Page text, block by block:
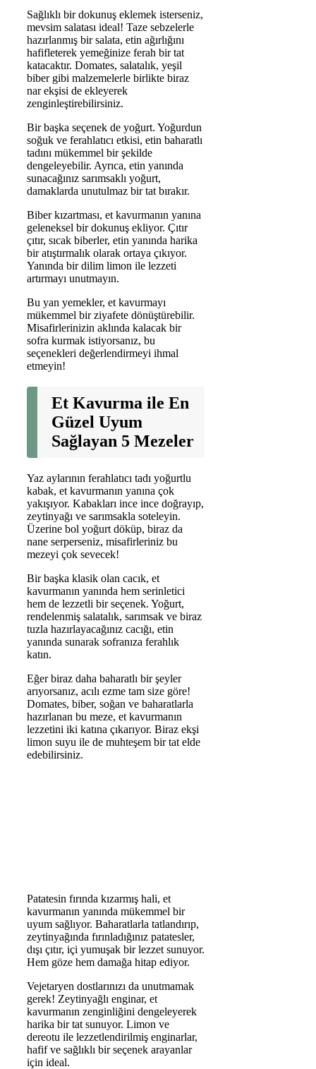
Sağlıklı bir dokunuş eklemek isterseniz,
mevsim salatası ideal! Taze sebzelerle
hazırlanmış bir salata, etin ağırlığını
hafifleterek yemeğinize ferah bir tat
katacaktır. Domates, salatalık, yeşil
biber gibi malzemelerle birlikte biraz
nar ekşisi de ekleyerek
zenginleştirebilirsiniz.
Bir başka seçenek de yoğurt. Yoğurdun
soğuk ve ferahlatıcı etkisi, etin baharatlı
tadını mükemmel bir şekilde
dengeleyebilir. Ayrıca, etin yanında
sunacağınız sarımsaklı yoğurt,
damaklarda unutulmaz bir tat bırakır.
Biber kızartması, et kavurmanın yanına
geleneksel bir dokunuş ekliyor. Çıtır
çıtır, sıcak biberler, etin yanında harika
bir atıştırmalık olarak ortaya çıkıyor.
Yanında bir dilim limon ile lezzeti
artırmayı unutmayın.
Bu yan yemekler, et kavurmayı
mükemmel bir ziyafete dönüştürebilir.
Misafirlerinizin aklında kalacak bir
sofra kurmak istiyorsanız, bu
seçenekleri değerlendirmeyi ihmal
etmeyin!
Et Kavurma ile En
Güzel Uyum
Sağlayan 5 Mezeler
Yaz aylarının ferahlatıcı tadı yoğurtlu
kabak, et kavurmanın yanına çok
yakışıyor. Kabakları ince ince doğrayıp,
zeytinyağı ve sarımsakla soteleyin.
Üzerine bol yoğurt döküp, biraz da
nane serperseniz, misafirleriniz bu
mezeyi çok sevecek!
Bir başka klasik olan cacık, et
kavurmanın yanında hem serinletici
hem de lezzetli bir seçenek. Yoğurt,
rendelenmiş salatalık, sarımsak ve biraz
tuzla hazırlayacağınız cacığı, etin
yanında sunarak sofranıza ferahlık
katın.
Eğer biraz daha baharatlı bir şeyler
arıyorsanız, acılı ezme tam size göre!
Domates, biber, soğan ve baharatlarla
hazırlanan bu meze, et kavurmanın
lezzetini iki katına çıkarıyor. Biraz ekşi
limon suyu ile de muhteşem bir tat elde
edebilirsiniz.
Patatesin fırında kızarmış hali, et
kavurmanın yanında mükemmel bir
uyum sağlıyor. Baharatlarla tatlandırıp,
zeytinyağında fırınladığınız patatesler,
dışı çıtır, içi yumuşak bir lezzet sunuyor.
Hem göze hem damağa hitap ediyor.
Vejetaryen dostlarınızı da unutmamak
gerek! Zeytinyağlı enginar, et
kavurmanın zenginliğini dengeleyerek
harika bir tat sunuyor. Limon ve
dereotu ile lezzetlendirilmiş enginarlar,
hafif ve sağlıklı bir seçenek arayanlar
için ideal.